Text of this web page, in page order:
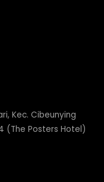
Kec. Cibeunying
(The Posters Hotel)